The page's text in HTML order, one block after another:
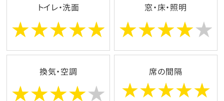
トイレ・洗面 窓・床・照明
換気・空調 席の間隔